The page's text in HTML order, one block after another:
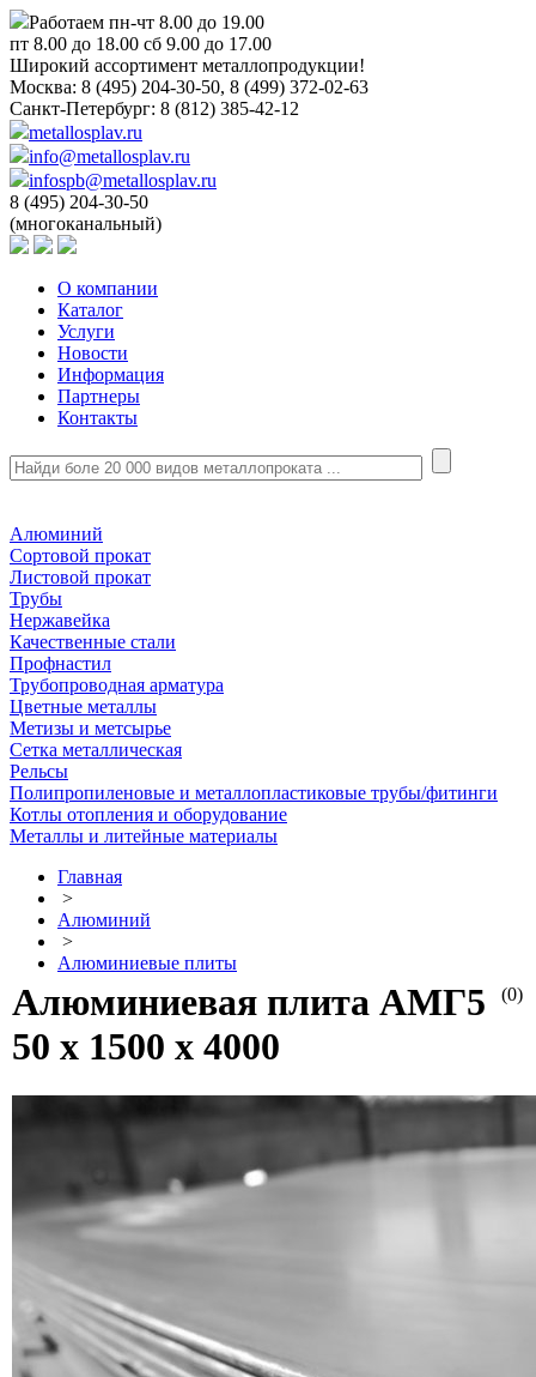
Работаем пн-чт 8.00 до 19.00
пт 8.00 до 18.00 сб 9.00 до 17.00
Широкий ассортимент металлопродукции!
Москва: 8 (495) 204-30-50, 8 (499) 372-02-63
Санкт-Петербург: 8 (812) 385-42-12
metallosplav.ru
info@metallosplav.ru
infospb@metallosplav.ru
8 (495) 204-30-50
(многоканальный)
О компании
Каталог
Услуги
Новости
Информация
Партнеры
Контакты
Алюминий
Сортовой прокат
Листовой прокат
Трубы
Нержавейка
Качественные стали
Профнастил
Трубопроводная арматура
Цветные металлы
Метизы и метсырье
Сетка металлическая
Рельсы
Полипропиленовые и металлопластиковые трубы/фитинги
Котлы отопления и оборудование
Металлы и литейные материалы
Главная
>
Алюминий
>
Алюминиевые плиты
(0)
Алюминиевая плита АМГ5
50 х 1500 х 4000